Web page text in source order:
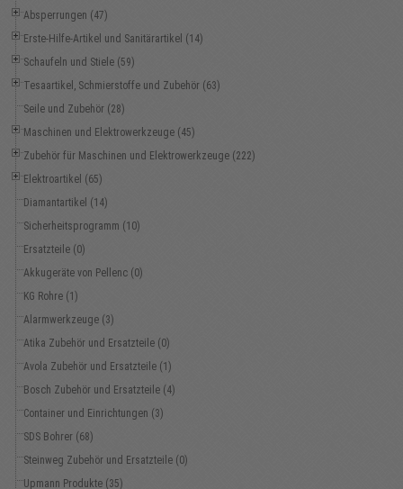
Absperrungen (47)
Erste-Hilfe-Artikel und Sanitärartikel (14)
Schaufeln und Stiele (59)
Tesaartikel, Schmierstoffe und Zubehör (63)
Seile und Zubehör (28)
Maschinen und Elektrowerkzeuge (45)
Zubehör für Maschinen und Elektrowerkzeuge (222)
Elektroartikel (65)
Diamantartikel (14)
Sicherheitsprogramm (10)
Ersatzteile (0)
Akkugeräte von Pellenc (0)
KG Rohre (1)
Alarmwerkzeuge (3)
Atika Zubehör und Ersatzteile (0)
Avola Zubehör und Ersatzteile (1)
Bosch Zubehör und Ersatzteile (4)
Container und Einrichtungen (3)
SDS Bohrer (68)
Steinweg Zubehör und Ersatzteile (0)
Upmann Produkte (35)